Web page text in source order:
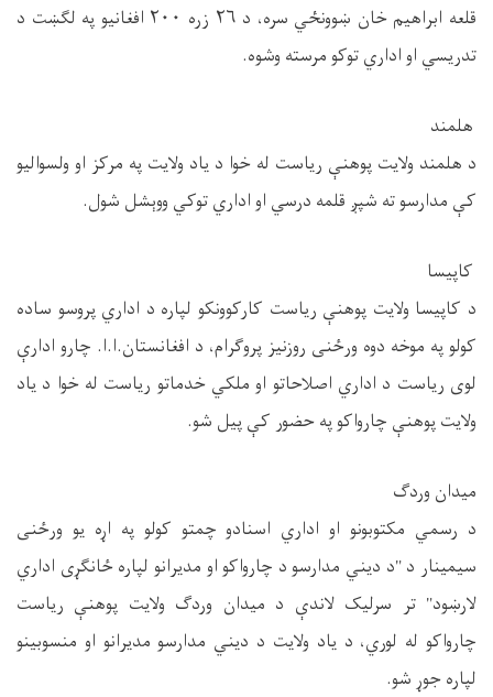
قلعه ابراهیم خان ښوونځي سره، د ۲۶ زره ۲۰۰ افغانیو په لګښت د
تدریسي او اداري توکو مرسته وشوه.
هلمند
د هلمند ولایت پوهنې ریاست له خوا د یاد ولایت په مرکز او ولسوالیو
کې مدارسو ته شپږ قلمه درسي او اداري توکي ووېشل شول.
کاپیسا
د کاپیسا ولایت پوهنې ریاست کارکوونکو لپاره د اداري پروسو ساده
کولو په موخه دوه ورځنی روزنیز پروګرام، د افغانستان.ا.ا. چارو ادارې
لوی ریاست د اداري اصلاحاتو او ملکي خدماتو ریاست له خوا د یاد
ولایت پوهنې چارواکو په حضور کې پیل شو.
میدان وردګ
د رسمي مکتوبونو او اداري اسنادو چمتو کولو په اړه یو ورځنی
سیمینار د "د دیني مدارسو د چارواکو او مدیرانو لپاره ځانګړی اداري
لارښود" تر سرلیک لاندې د میدان وردګ ولایت پوهنې ریاست
چارواکو له لوري، د یاد ولایت د دیني مدارسو مدیرانو او منسوبینو
لپاره جوړ شو.